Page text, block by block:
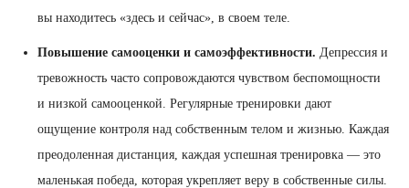
вы находитесь «здесь и сейчас», в своем теле.
Повышение самооценки и самоэффективности. Депрессия и
тревожность часто сопровождаются чувством беспомощности
и низкой самооценкой. Регулярные тренировки дают
ощущение контроля над собственным телом и жизнью. Каждая
преодоленная дистанция, каждая успешная тренировка — это
маленькая победа, которая укрепляет веру в собственные силы.